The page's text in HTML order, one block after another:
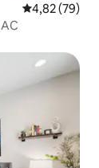
Gemiddelde
4,82 (79)